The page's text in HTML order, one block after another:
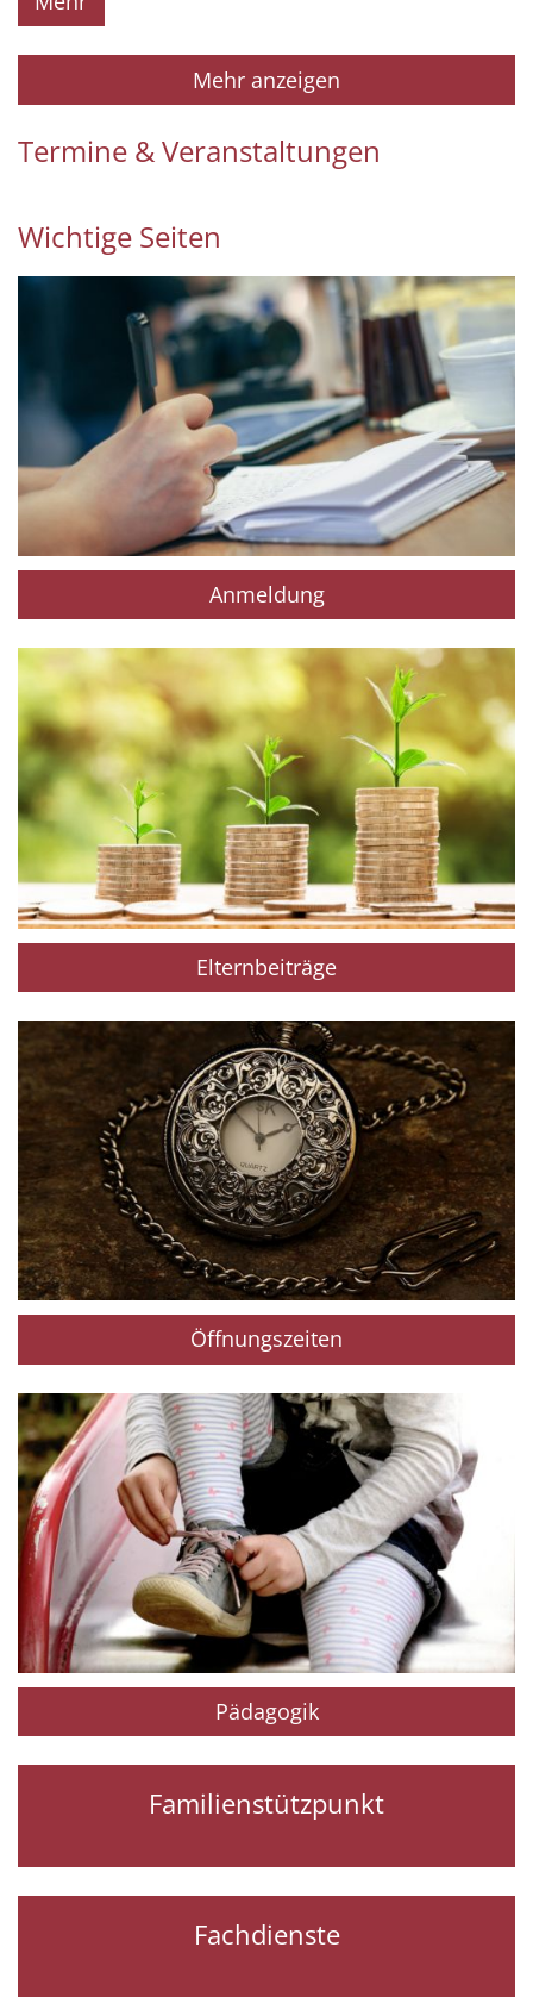
Mehr anzeigen
Termine & Veranstaltungen
Wichtige Seiten
Anmeldung
Elternbeiträge
Öffnungszeiten
Pädagogik
Familienstützpunkt
Fachdienste